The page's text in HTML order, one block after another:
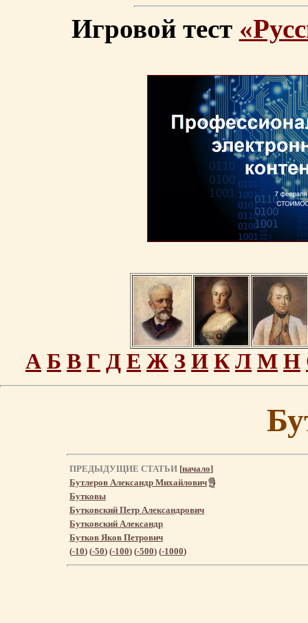
Игровой тест
А Б В Г Д Е Ж З И К Л М Н
ПРЕДЫДУЩИЕ СТАТЬИ [начало]
Бутлеров Александр Михайлович
Бутковы
Бутковский Петр Александрович
Бутковский Александр
Бутков Яков Петрович
(-10) (-50) (-100) (-500) (-1000)